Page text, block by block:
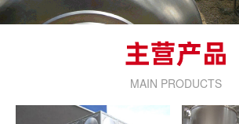
MAIN PRODUCTS